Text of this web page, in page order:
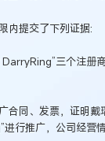
内提交了下列证据:
三个注册
合同、发票，证明
行推广，公司经营